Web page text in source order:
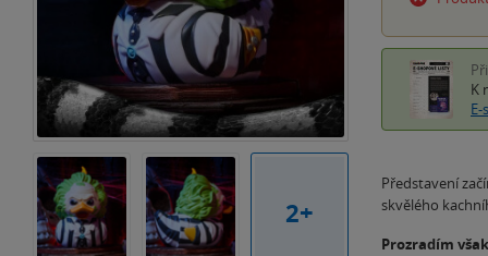
2+
K
Představení
skvělého
Prozradím